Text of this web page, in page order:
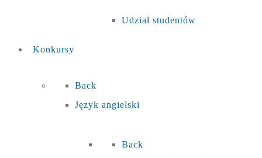
Udział studentów
Konkursy
Back
Język angielski
Back